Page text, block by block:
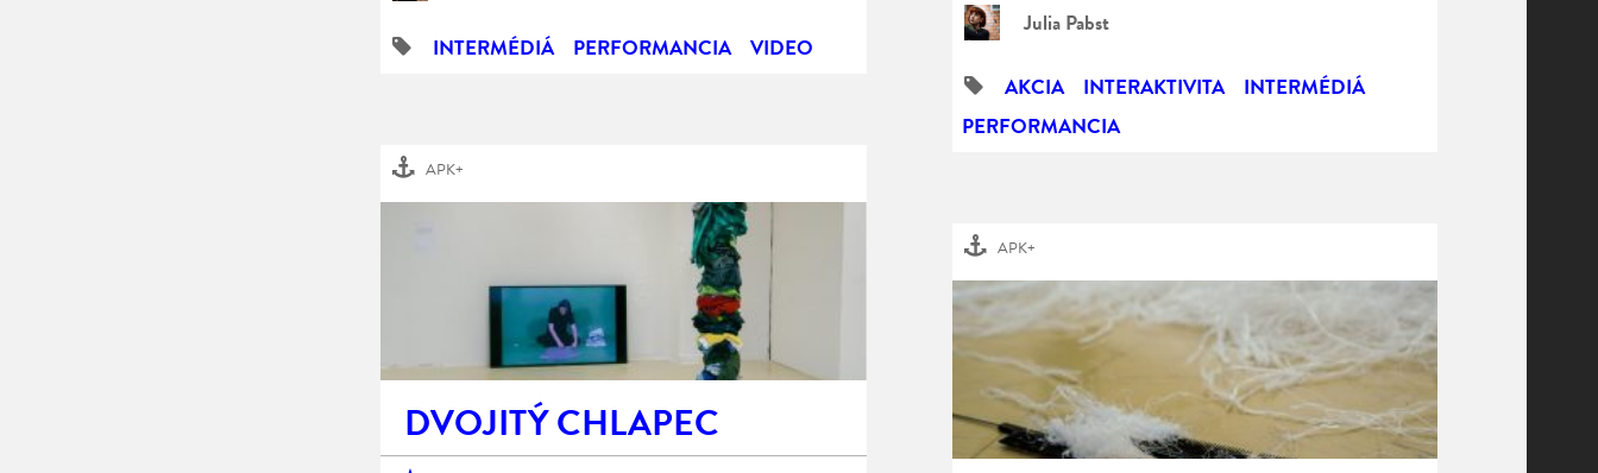
INTERMÉDIÁ PERFORMANCIA VIDEO
APK+
DVOJITÝ CHLAPEC
Julia Pabst
AKCIA INTERAKTIVITA
INTERMÉDIÁ
PERFORMANCIA
APK+